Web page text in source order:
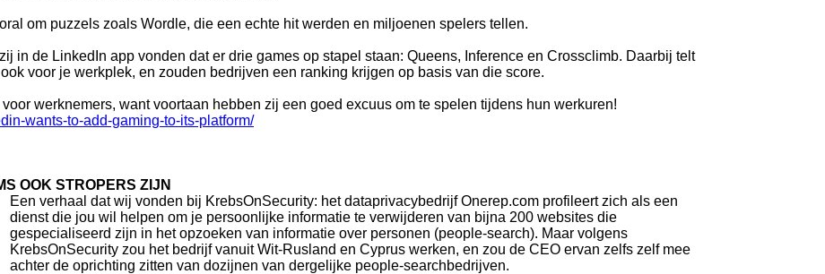
om puzzels zoals Wordle, die een echte hit werden en miljoenen spelers tellen.
in de LinkedIn app vonden dat er drie games op stapel staan: Queens, Inference en Crossclimb. Daarbij telt
voor je werkplek, en zouden bedrijven een ranking krijgen op basis van die score.
werknemers, want voortaan hebben zij een goed excuus om te spelen tijdens hun werkuren!
wants-to-add-gaming-to-its-platform/
OOK STROPERS ZIJN
Een verhaal dat wij vonden bij KrebsOnSecurity: het dataprivacybedrijf Onerep.com profileert zich als een
dienst die jou wil helpen om je persoonlijke informatie te verwijderen van bijna 200 websites die
gespecialiseerd zijn in het opzoeken van informatie over personen (people-search). Maar volgens
KrebsOnSecurity zou het bedrijf vanuit Wit-Rusland en Cyprus werken, en zou de CEO ervan zelfs zelf mee
achter de oprichting zitten van dozijnen van dergelijke people-searchbedrijven.